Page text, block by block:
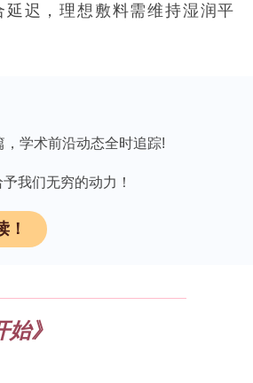
迟，理想敷料需维持湿润平
质脆，聚(3-羟基丁酸-共-4-羟
酮类、维生素C及酚类化合物，
作为慢性创面敷料的适用性。
基甲酰胺(DMF)(18:2, v/v)为
总固形物质量分数添加0(对
磁力搅拌后经静电纺丝(电压
测纤维直径(n=50)；傅里
触角仪(座滴法, 5 μL水)测表面
Capacity, LAC)；
学术前沿动态全时追踪!
我们无穷的动力！
！